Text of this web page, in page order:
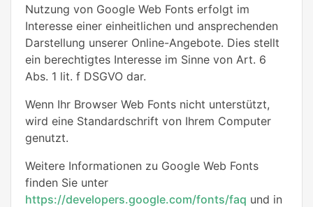
Nutzung von Google Web Fonts erfolgt im
Interesse einer einheitlichen und ansprechenden
Darstellung unserer Online-Angebote. Dies stellt
ein berechtigtes Interesse im Sinne von Art. 6
Abs. 1 lit. f DSGVO dar.
Wenn Ihr Browser Web Fonts nicht unterstützt,
wird eine Standardschrift von Ihrem Computer
genutzt.
Weitere Informationen zu Google Web Fonts
finden Sie unter
https://developers.google.com/fonts/faq und in